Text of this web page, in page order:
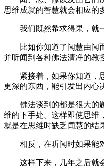
思维成就的智慧就会相应的
我们既然希求得果，就一
比如你知道了闻慧由闻而
并听闻到各种佛法清净的教
紧接着，如果你知道，思
更深的东西，能引发出内心
佛法谈到的都是很大的题
维的下手处。这样即使思维
就是在思维时缺乏闻慧的结
相反，在听闻时如果能对
这样下来，几年之后就会